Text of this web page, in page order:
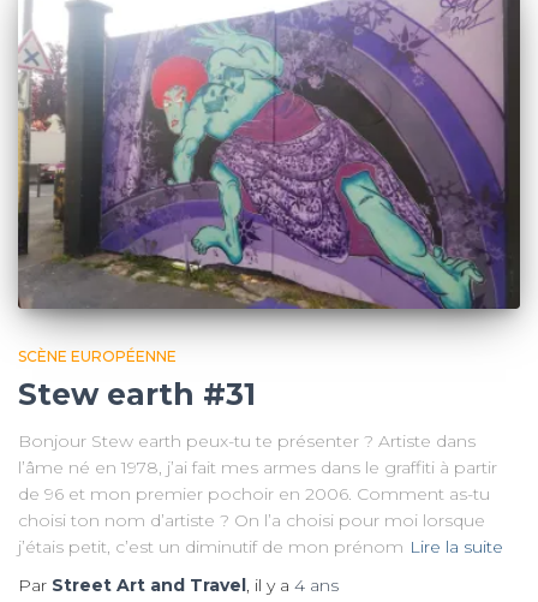
SCÈNE EUROPÉENNE
Stew earth #31
Bonjour Stew earth peux-tu te présenter ? Artiste dans
l’âme né en 1978, j’ai fait mes armes dans le graffiti à partir
de 96 et mon premier pochoir en 2006. Comment as-tu
choisi ton nom d’artiste ? On l’a choisi pour moi lorsque
j’étais petit, c’est un diminutif de mon prénom Lire la suite
Par Street Art and Travel, il y a 4 ans